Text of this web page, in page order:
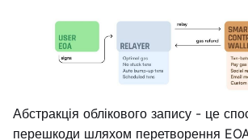
Абстракція облікового запису - це
перешкоди шляхом перетворення